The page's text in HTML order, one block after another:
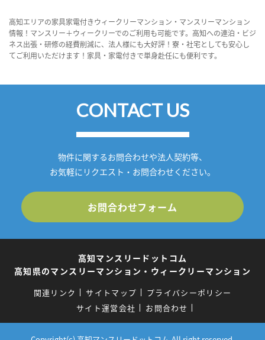
高知エリアの家具家電付きウィークリーマンション・マンスリーマンション
情報！マンスリー＋ウィークリーでのご利用も可能です。高知への連泊・ビジ
ネス出張・研修の経費削減に、法人様にも大好評！寮・社宅としても安心し
てご利用いただけます！家具・家電付きで単身赴任にも便利です。
CONTACT US
物件に関するお問合わせや法人契約等、
お気軽にリクエスト・お問合わせください。
お問合わせフォーム
高知マンスリードットコム
高知県のマンスリーマンション・ウィークリーマンション
関連リンク サイトマップ
プライバシーポリシー
サイト運営会社
お問合わせ